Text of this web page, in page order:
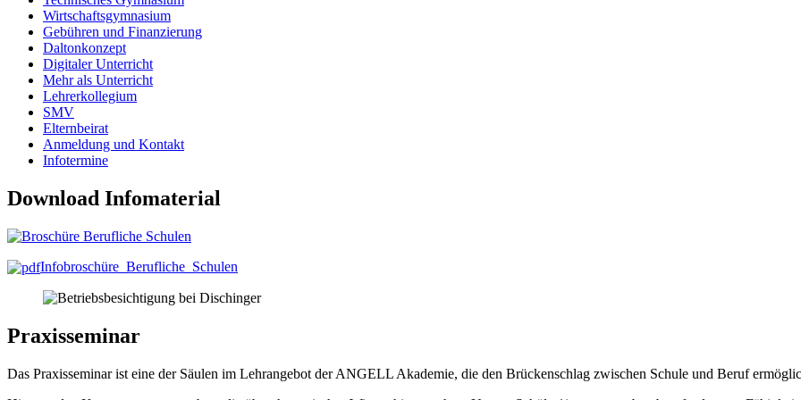
Wirtschaftsgymnasium
Gebühren und Finanzierung
Daltonkonzept
Digitaler Unterricht
Mehr als Unterricht
Lehrerkollegium
SMV
Elternbeirat
Anmeldung und Kontakt
Infotermine
Download Infomaterial
Infobroschüre_Berufliche_Schulen
Praxisseminar
Das Praxisseminar ist eine der Säulen im Lehrangebot der ANGELL Akademie, die den Brückenschlag zwischen Schule und Beruf